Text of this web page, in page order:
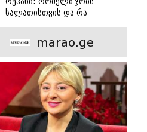
სალათისთვის და რა
marao.ge